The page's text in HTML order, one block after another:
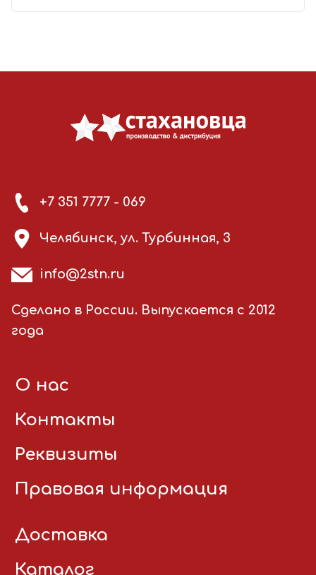
+7 351 7777 - 069
Челябинск, ул. Турбинная, 3
info@2stn.ru
Сделано в России. Выпускается с 2012
года
О нас
Контакты
Реквизиты
Правовая информация
Доставка
Каталог